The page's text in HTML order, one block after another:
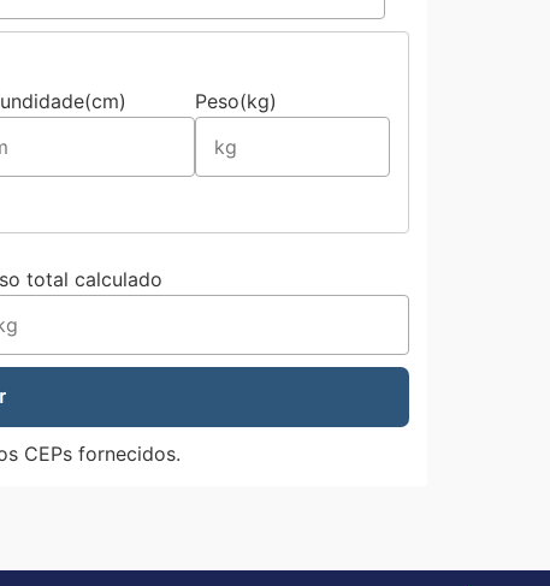
Peso(kg)
total calculado
CEPs fornecidos.